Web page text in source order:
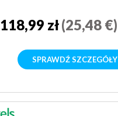
118,99 zł(25,48 €)
SPRAWDŹ SZCZEGÓŁY